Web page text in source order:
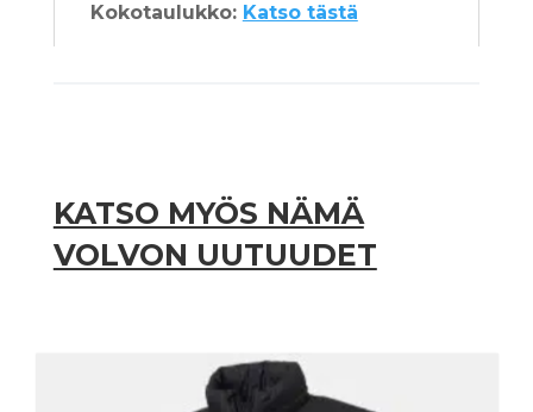
Kokotaulukko: Katso tästä
KATSO MYÖS NÄMÄ
VOLVON UUTUUDET